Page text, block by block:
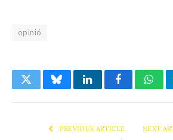
opinió
TwitterBlueskyLinkedInFacebook
PREVIOUS ARTICLE NEXT